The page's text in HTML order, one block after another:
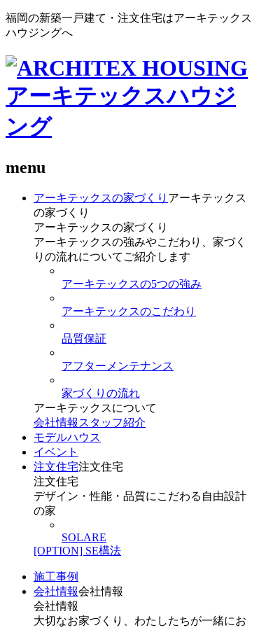
福岡の新築一戸建て・注文住宅はアーキテックス
ハウジングへ
menu
アーキテックスの家づくり アーキテックス
の家づくり
アーキテックスの家づくり
アーキテックスの強みやこだわり、家づく
りの流れについてご紹介します
アーキテックスの5つの強み
アーキテックスのこだわり
品質保証
アフターメンテナンス
家づくりの流れ
アーキテックスについて
会社情報 スタッフ紹介
モデルハウス
イベント
注文住宅注文住宅
注文住宅
デザイン・性能・品質にこだわる自由設計
の家
SOLARE
[OPTION] SE構法
施工事例
会社情報会社情報
会社情報
大切なお家づくり、わたしたちが一緒にお